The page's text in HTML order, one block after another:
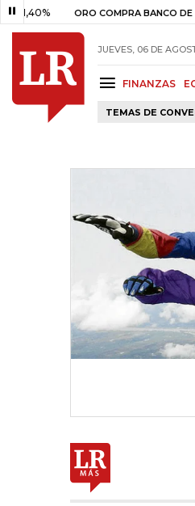
ORO COMPRA BANCO DE LA
JUEVES, 06 DE
FINANZAS
TEMAS DE